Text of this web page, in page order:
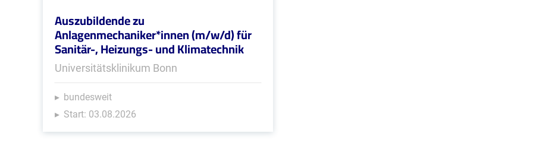
Auszubildende zu
Anlagenmechaniker*innen (m/w/d) für
Sanitär-, Heizungs- und Klimatechnik
Universitätsklinikum Bonn
bundesweit
Start: 03.08.2026